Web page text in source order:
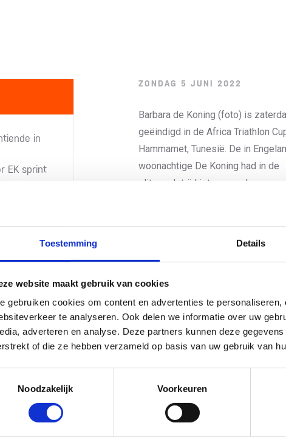
Toestemming Details
website maakt gebruik van cookies
gebruiken cookies om content en advertenties te
te analyseren. Ook delen we informatie over uw
adverteren en analyse. Deze partners kunnen deze
of die ze hebben verzameld op basis van uw gebruik van
Noodzakelijk
Voorkeuren
in
EK sprint
Almere
World
bekend
van
ZONDAG 5 JUNI 2022
Barbara de Koning (foto) is
geëindigd in de Africa Triathlon
Hammamet, Tunesië. De in
woonachtige De Koning had in de
elitewedstrijd iets meer dan een
De Nederlandse ploeg deed het
Afrika. Robin Dreyling eindigde
de mannen was Gjalt Panjer op
door Victor Goené die 16e werd.
In de Europe Triathlon Cup in het
realiseerde – op de 12e plaats de
(36e) en Stijn Jansen (50e)
deelneemster bij de vrouwen. Zij
Foto: Peter Horsten